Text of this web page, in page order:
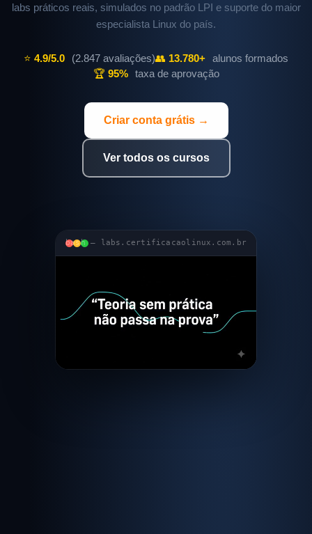
labs práticos reais, simulados no padrão LPI e suporte do maior
especialista Linux do país.
⭐ 4.9/5.0 (2.847 avaliações)👥 13.780+ alunos formados
🏆 95% taxa de aprovação
Criar conta grátis →
Ver todos os cursos
bash — labs.certificacaolinux.com.br